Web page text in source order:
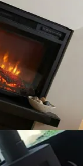
Spor Malzemeleri